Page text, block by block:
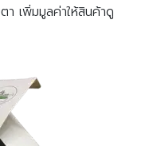
เพิ่มมูลค่าให้สินค้าดู